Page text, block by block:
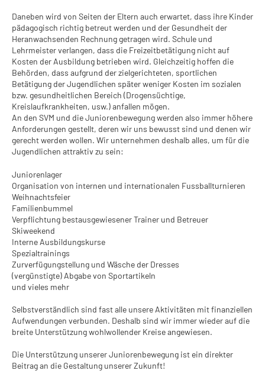
Daneben wird von Seiten der Eltern auch erwartet, dass ihre Kinder
pädagogisch richtig betreut werden und der Gesundheit der
Heranwachsenden Rechnung getragen wird. Schule und
Lehrmeister verlangen, dass die Freizeitbetätigung nicht auf
Kosten der Ausbildung betrieben wird. Gleichzeitig hoffen die
Behörden, dass aufgrund der zielgerichteten, sportlichen
Betätigung der Jugendlichen später weniger Kosten im sozialen
bzw. gesundheitlichen Bereich (Drogensüchtige,
Kreislaufkrankheiten, usw.) anfallen mögen.
An den SVM und die Juniorenbewegung werden also immer höhere
Anforderungen gestellt, deren wir uns bewusst sind und denen wir
gerecht werden wollen. Wir unternehmen deshalb alles, um für die
Jugendlichen attraktiv zu sein:
Juniorenlager
Organisation von internen und internationalen Fussballturnieren
Weihnachtsfeier
Familienbummel
Verpflichtung bestausgewiesener Trainer und Betreuer
Skiweekend
Interne Ausbildungskurse
Spezialtrainings
Zurverfügungstellung und Wäsche der Dresses
(vergünstigte) Abgabe von Sportartikeln
und vieles mehr
Selbstverständlich sind fast alle unsere Aktivitäten mit finanziellen
Aufwendungen verbunden. Deshalb sind wir immer wieder auf die
breite Unterstützung wohlwollender Kreise angewiesen.
Die Unterstützung unserer Juniorenbewegung ist ein direkter
Beitrag an die Gestaltung unserer Zukunft!